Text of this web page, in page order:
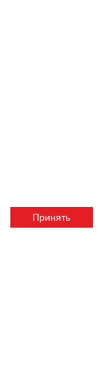
Принять